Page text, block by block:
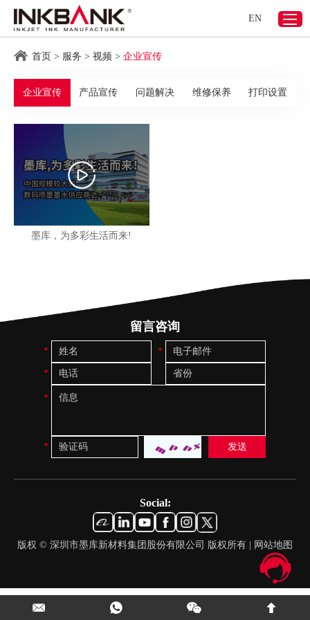
EN
首页 > 服务 > 视频 > 企业宣传
企业宣传 产品宣传 问题解决 维修保养 打印设置
墨库，为多彩生活而来!
留言咨询
版权 © 深圳市墨库新材料集团股份有限公司 版权所有 | 网站地图
Social: